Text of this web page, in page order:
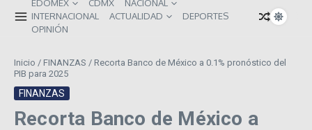
EDOMÉX CDMX
NACIONAL
INTERNACIONAL
ACTUALIDAD
DEPORTES
OPINIÓN
Inicio / FINANZAS / Recorta Banco de México a 0.1% pronóstico del
PIB para 2025
FINANZAS
Recorta Banco de México a